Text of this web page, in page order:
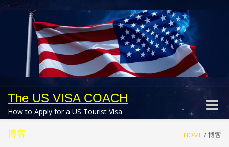
The US VISA COACH
How to Apply for a US Tourist Visa
Toggle
博客 HOME /博客